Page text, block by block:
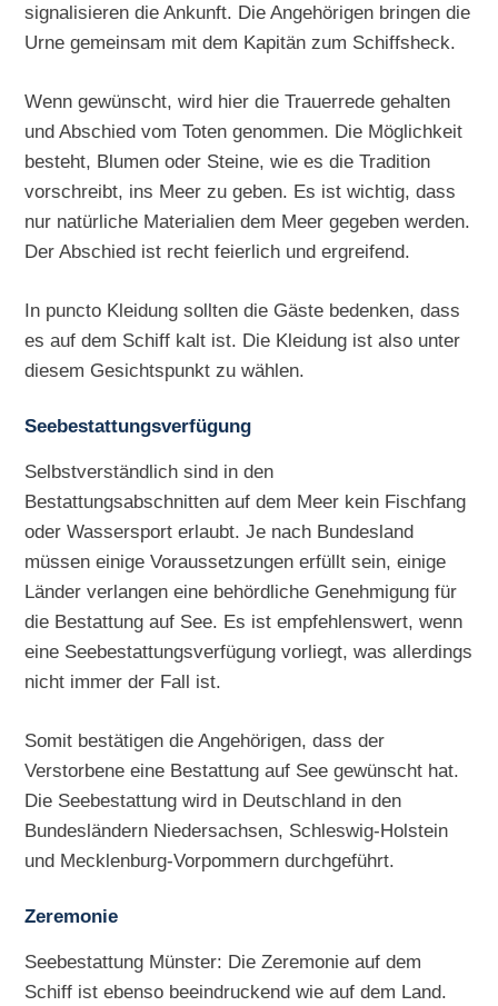
signalisieren die Ankunft. Die Angehörigen bringen die
Urne gemeinsam mit dem Kapitän zum Schiffsheck.
Wenn gewünscht, wird hier die Trauerrede gehalten
und Abschied vom Toten genommen. Die Möglichkeit
besteht, Blumen oder Steine, wie es die Tradition
vorschreibt, ins Meer zu geben. Es ist wichtig, dass
nur natürliche Materialien dem Meer gegeben werden.
Der Abschied ist recht feierlich und ergreifend.
In puncto Kleidung sollten die Gäste bedenken, dass
es auf dem Schiff kalt ist. Die Kleidung ist also unter
diesem Gesichtspunkt zu wählen.
Seebestattungsverfügung
Selbstverständlich sind in den
Bestattungsabschnitten auf dem Meer kein Fischfang
oder Wassersport erlaubt. Je nach Bundesland
müssen einige Voraussetzungen erfüllt sein, einige
Länder verlangen eine behördliche Genehmigung für
die Bestattung auf See. Es ist empfehlenswert, wenn
eine Seebestattungsverfügung vorliegt, was allerdings
nicht immer der Fall ist.
Somit bestätigen die Angehörigen, dass der
Verstorbene eine Bestattung auf See gewünscht hat.
Die Seebestattung wird in Deutschland in den
Bundesländern Niedersachsen, Schleswig-Holstein
und Mecklenburg-Vorpommern durchgeführt.
Zeremonie
Seebestattung Münster: Die Zeremonie auf dem
Schiff ist ebenso beeindruckend wie auf dem Land.